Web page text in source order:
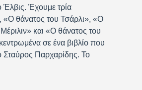
Έλβις. Έχουμε τρία
«Ο θάνατος του Τσάρλι», «Ο
και «Ο θάνατος του
σε ένα βιβλίο που
Σταύρος Παρχαρίδης. Το